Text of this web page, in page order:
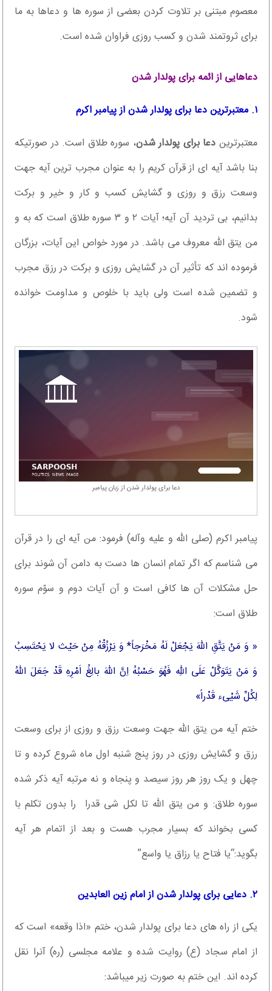
معصوم مبتنی بر تلاوت کردن بعضی از سوره ها و دعاها به ما
برای ثروتمند شدن و کسب روزی فراوان شده است.
دعاهایی از ائمه برای پولدار شدن
۱. معتبرترین دعا برای پولدار شدن از پیامبر اکرم
معتبرترین دعا برای پولدار شدن، سوره طلاق است. در صورتیکه
بنا باشد آیه ای از قرآن کریم را به عنوان مجرب ترین آیه جهت
وسعت رزق و روزی و گشایش کسب و کار و خیر و برکت
بدانیم، بی تردید آن آیه؛ آیات ۲ و ۳ سوره طلاق است که به و
من یتق الله معروف می باشد. در مورد خواص این آیات، بزرگان
فرموده اند که تأثیر آن در گشایش روزی و برکت در رزق مجرب
و تضمین شده است ولی باید با خلوص و مداومت خوانده
شود.
دعا برای پولدار شدن از زبان پیامبر
پیامبر اکرم (صلی الله و علیه وآله) فرمود: من آیه اى را در قرآن
مى شناسم که اگر تمام انسان ها دست به دامن آن شوند براى
حل مشکلات آن ها کافى است و آن آیات دوم و سوّم سوره
طلاق است:
« وَ مَنْ یَتَّقِ اللهَ یَجْعَلْ لَهُ مَخْرَجاً* وَ یَرْزُقْهُ مِنْ حَیْث لا یَحْتَسِبُ
وَ مَنْ یَتَوَکَّلْ عَلَى اللهِ فَهُوَ حَسْبُهُ اِنَّ اللهَ بالِغُ اَمْرِهِ قَدْ جَعَلَ اللهُ
لِکُلِّ شَیْىء قَدْراً»
ختم آیه من یتق الله جهت وسعت رزق و روزی از برای وسعت
رزق و گشایش روزی در روز پنج شنبه اول ماه شروع کرده و تا
چهل و یک روز هر روز سیصد و پنجاه و نه مرتبه آیه ذکر شده
سوره طلاق: و من یتق الله تا لکل شی قدرا را بدون تکلم با
کسی بخواند که بسیار مجرب هست و بعد از اتمام هر آیه
بگوید:“یا فتاح یا رزاق یا واسع”
۲. دعایی برای پولدار شدن از امام زین العابدین
یکی از راه های دعا برای پولدار شدن، ختم «اذا وقعه» است که
از امام سجاد (ع) روايت شده و علامه مجلسی (ره) آنرا نقل
کرده اند. این ختم به صورت زیر میباشد: